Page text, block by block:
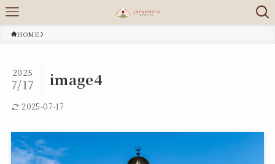
HOME
image4
2025
7/17
2025-07-17